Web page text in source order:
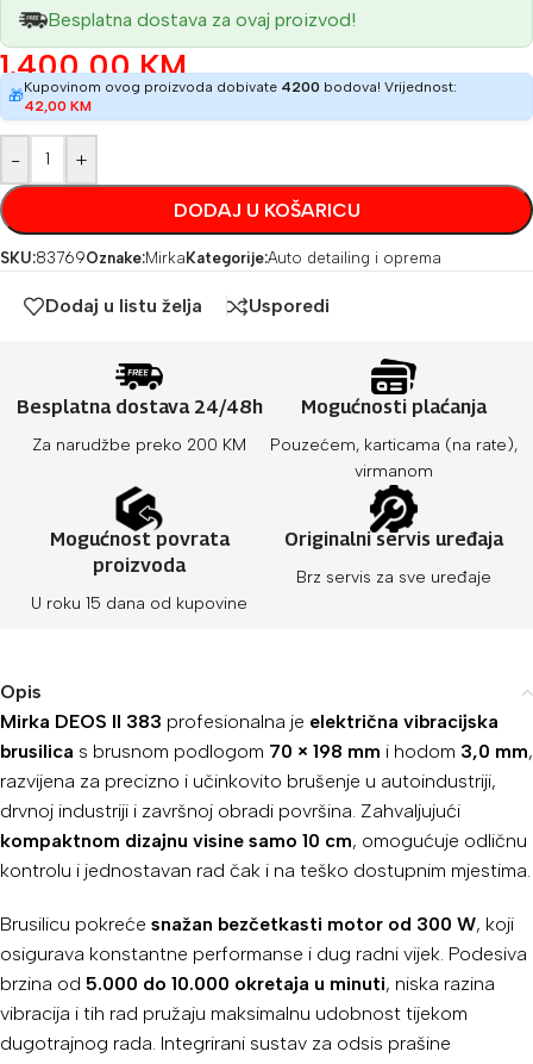
Besplatna dostava za ovaj proizvod!
1.400,00KM
🎁Kupovinom ovog proizvoda dobivate 4200 bodova! Vrijednost:
42,00 KM
- +
DODAJ U KOŠARICU
SKU:83769Oznake:Mirka Kategorije:Auto detailing i oprema
Dodaj u listu želja Usporedi
Besplatna dostava 24/48h
Za narudžbe preko 200 KM
Mogućnosti plaćanja
Pouzećem, karticama (na rate),
virmanom
Mogućnost povrata
proizvoda
U roku 15 dana od kupovine
Originalni servis uređaja
Brz servis za sve uređaje
Opis
Mirka DEOS II 383 profesionalna je električna vibracijska
brusilica s brusnom podlogom 70 × 198 mm i hodom 3,0 mm,
razvijena za precizno i učinkovito brušenje u autoindustriji,
drvnoj industriji i završnoj obradi površina. Zahvaljujući
kompaktnom dizajnu visine samo 10 cm, omogućuje odličnu
kontrolu i jednostavan rad čak i na teško dostupnim mjestima.
Brusilicu pokreće snažan bezčetkasti motor od 300 W, koji
osigurava konstantne performanse i dug radni vijek. Podesiva
brzina od 5.000 do 10.000 okretaja u minuti, niska razina
vibracija i tih rad pružaju maksimalnu udobnost tijekom
dugotrajnog rada. Integrirani sustav za odsis prašine